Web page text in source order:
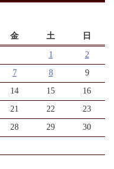
金 土 日
1
2
7 8
9
14 15
16
21 22
23
28 29
30